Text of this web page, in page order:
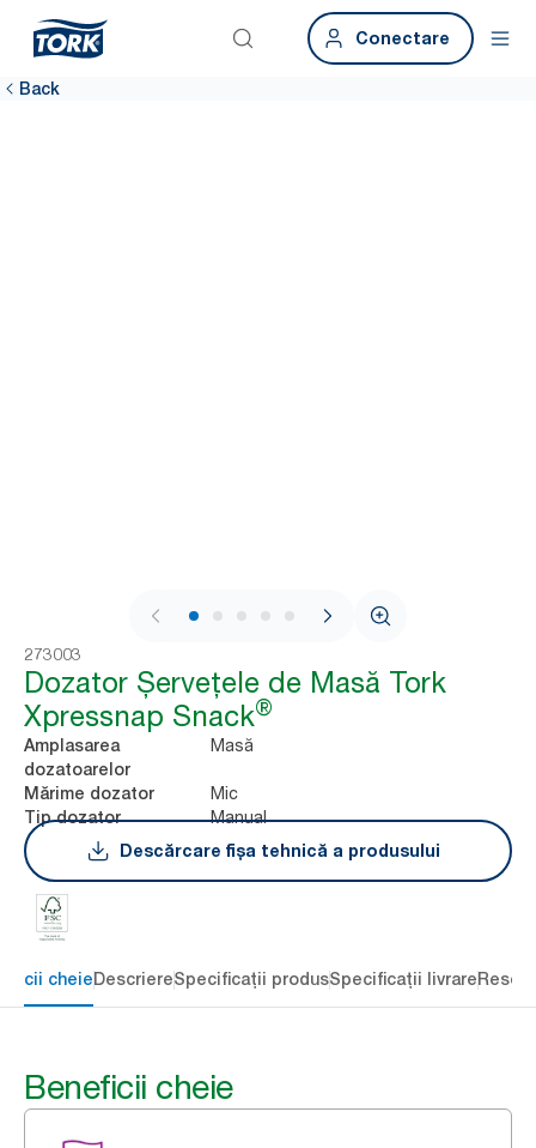
Conectare
Back
1 / 6
273003
Dozator Șervețele de Masă Tork
Xpressnap Snack®
Amplasarea
dozatoarelor
Masă
Mărime dozator Mic
Tip dozator
Manual
Descărcare fișa tehnică a produsului
cheieDescriereSpecificații produsSpecificații livrare
Beneficii cheie